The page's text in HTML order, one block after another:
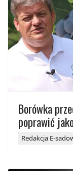
Borówka
poprawić
Redakcja E-